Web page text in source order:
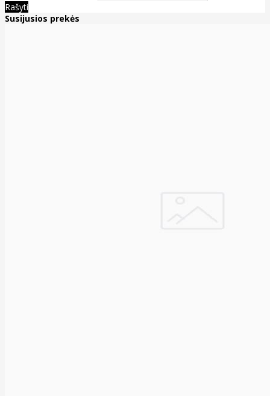
Rašyti
Susijusios prekės